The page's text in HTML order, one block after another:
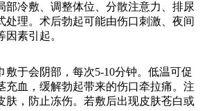
部冷敷、调整体位、分散注意力、排尿
处理。术后勃起可能由伤口刺激、夜间
素引起。
敷于会阴部，每次5-10分钟。低温可促
充血，缓解勃起带来的伤口牵拉痛。注
肤，防止冻伤。若敷后出现皮肤苍白或